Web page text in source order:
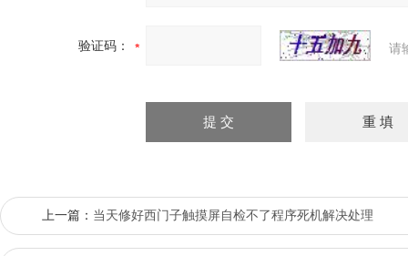
验证码： 请
上一篇： 当天修好西门子触摸屏自检不了程序死机解决处理